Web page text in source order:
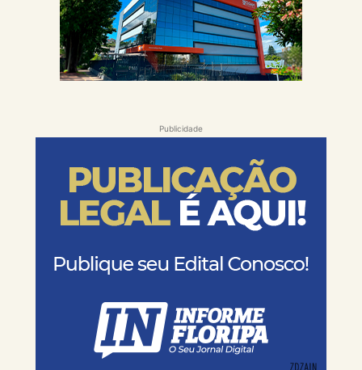
Publicidade